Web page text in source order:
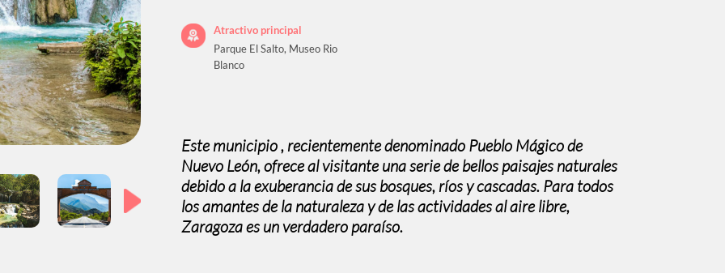
Atractivo principal
Parque El Salto, Museo Rio
Blanco
Este municipio , recientemente denominado Pueblo Mágico de
Nuevo León, ofrece al visitante una serie de bellos paisajes naturales
debido a la exuberancia de sus bosques, ríos y cascadas. Para todos
los amantes de la naturaleza y de las actividades al aire libre,
Zaragoza es un verdadero paraíso.